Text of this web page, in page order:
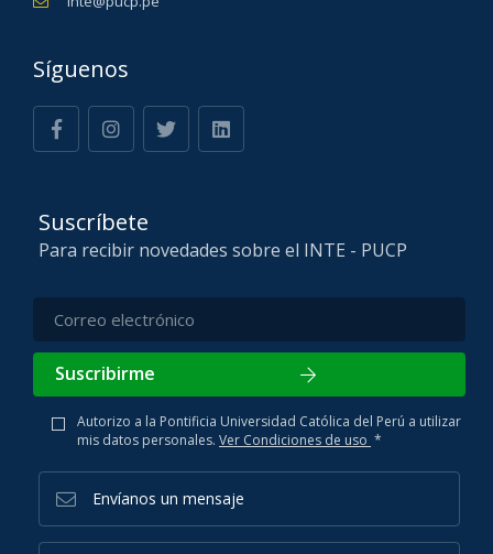
Síguenos
Suscríbete
Para recibir novedades sobre el INTE - PUCP
Suscribirme
Autorizo a la Pontificia Universidad Católica del Perú a utilizar
mis datos personales. Ver Condiciones de uso *
Envíanos un mensaje